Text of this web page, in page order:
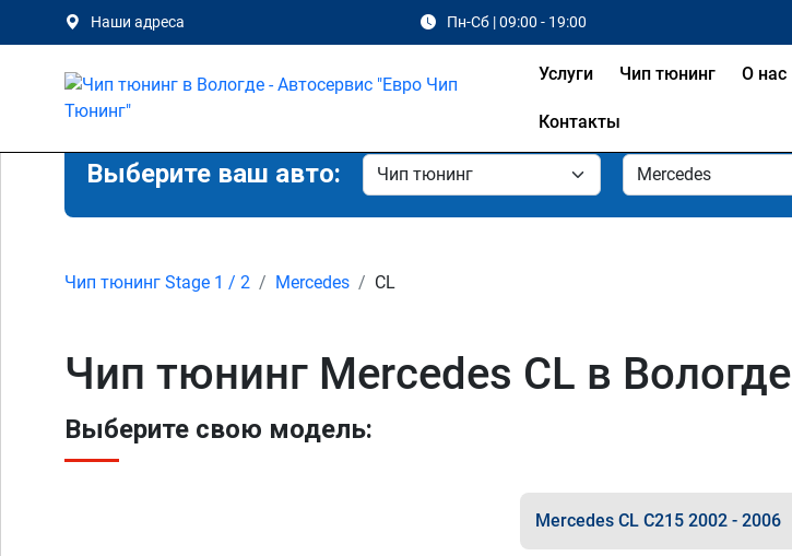
Наши адреса Пн-Сб | 09:00 - 19:00
Услуги Чип тюнинг О нас
Контакты
Выберите ваш авто:
Чип тюнинг Stage 1 / 2 Mercedes CL
Чип тюнинг Mercedes CL в Вологде
Выберите свою модель:
Mercedes CL C215 2002 - 2006